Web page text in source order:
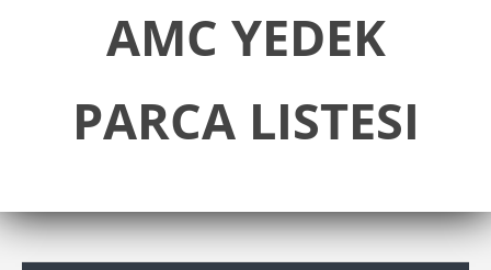
AMC YEDEK
PARCA LISTESI